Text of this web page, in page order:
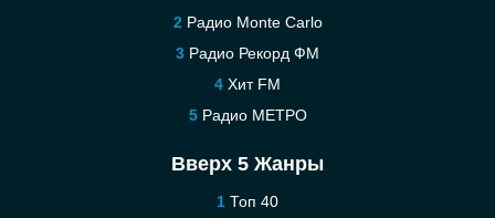
Радио Monte Carlo
Радио Рекорд ФМ
Хит FM
Радио МЕТРО
Вверх 5 Жанры
Топ 40